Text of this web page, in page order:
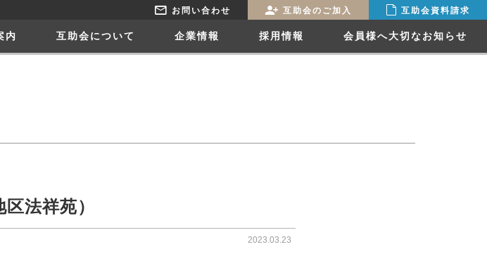
お問い合わせ 互助会のご加入 互助会資料請求
内 互助会について 企業情報 採用情報 会員様へ大切なお知らせ
2023.03.23
法祥苑）